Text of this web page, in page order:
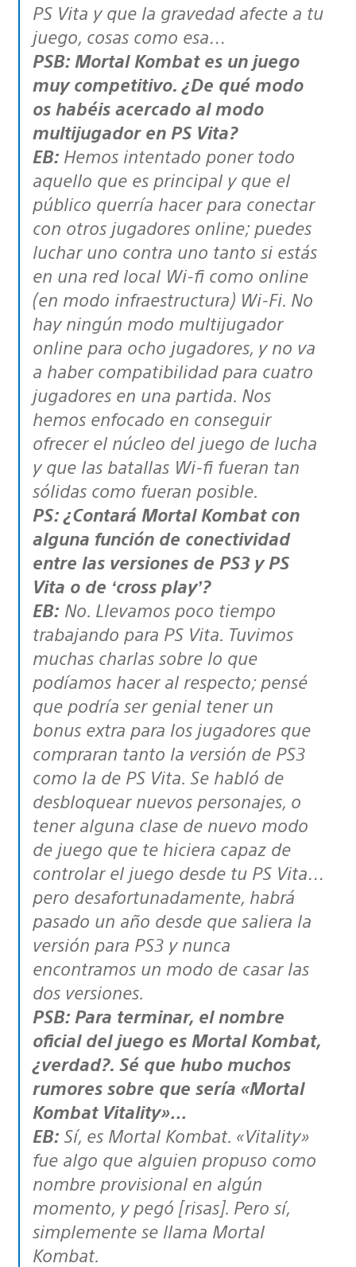
PS Vita y que la gravedad afecte a tu
juego, cosas como esa…
PSB: Mortal Kombat es un juego
muy competitivo. ¿De qué modo
os habéis acercado al modo
multijugador en PS Vita?
EB: Hemos intentado poner todo
aquello que es principal y que el
público querría hacer para conectar
con otros jugadores online; puedes
luchar uno contra uno tanto si estás
en una red local Wi-fi como online
(en modo infraestructura) Wi-Fi. No
hay ningún modo multijugador
online para ocho jugadores, y no va
a haber compatibilidad para cuatro
jugadores en una partida. Nos
hemos enfocado en conseguir
ofrecer el núcleo del juego de lucha
y que las batallas Wi-fi fueran tan
sólidas como fueran posible.
PS: ¿Contará Mortal Kombat con
alguna función de conectividad
entre las versiones de PS3 y PS
Vita o de ‘cross play’?
EB: No. Llevamos poco tiempo
trabajando para PS Vita. Tuvimos
muchas charlas sobre lo que
podíamos hacer al respecto; pensé
que podría ser genial tener un
bonus extra para los jugadores que
compraran tanto la versión de PS3
como la de PS Vita. Se habló de
desbloquear nuevos personajes, o
tener alguna clase de nuevo modo
de juego que te hiciera capaz de
controlar el juego desde tu PS Vita…
pero desafortunadamente, habrá
pasado un año desde que saliera la
versión para PS3 y nunca
encontramos un modo de casar las
dos versiones.
PSB: Para terminar, el nombre
oficial del juego es Mortal Kombat,
¿verdad?. Sé que hubo muchos
rumores sobre que sería «Mortal
Kombat Vitality»…
EB: Sí, es Mortal Kombat. «Vitality»
fue algo que alguien propuso como
nombre provisional en algún
momento, y pegó [risas]. Pero sí,
simplemente se llama Mortal
Kombat.